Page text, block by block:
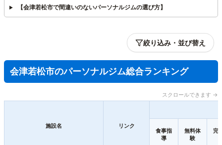
【会津若松市で間違いのないパーソナルジムの選び方】
絞り込み・並び替え
会津若松市のパーソナルジム総合ランキング
スクロールできます →
施設名 リンク
食事指
導
無料体
験
完